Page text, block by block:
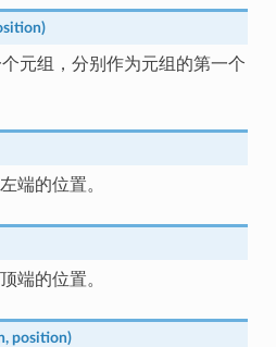
元组，分别作为元组的第一个
端的位置。
端的位置。
position)